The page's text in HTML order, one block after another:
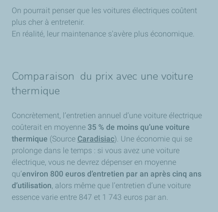
On pourrait penser que les voitures électriques coûtent
plus cher à entretenir.
En réalité, leur maintenance s'avère plus économique.
Comparaison du prix avec une voiture
thermique
Concrètement, l’entretien annuel d’une voiture électrique
coûterait en moyenne 35 % de moins qu’une voiture
thermique (Source Caradisiac). Une économie qui se
prolonge dans le temps : si vous avez une voiture
électrique, vous ne devrez dépenser en moyenne
qu’environ 800 euros d’entretien par an après cinq ans
d’utilisation, alors même que l’entretien d’une voiture
essence varie entre 847 et 1 743 euros par an.